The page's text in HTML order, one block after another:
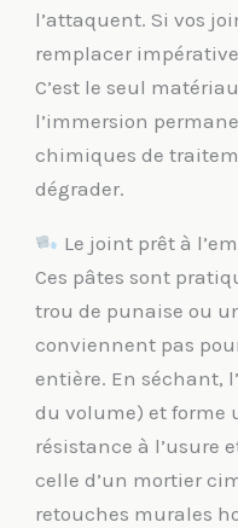
l’attaquent. Si vos
remplacer
C’est le seul
l’immersion
chimiques de
dégrader.
Le joint prêt à
Ces pâtes sont
trou de punaise ou
conviennent pas
entière. En séchant,
du volume) et forme
résistance à l’usure
celle d’un mortier
retouches murales